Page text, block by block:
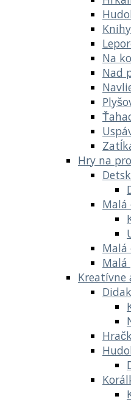
Na
Nad
Hry na
Malá
Malá
Malá
Kreatívne